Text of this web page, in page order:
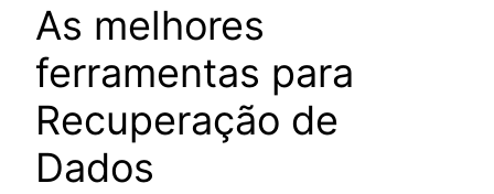
As melhores
ferramentas para
Recuperação de
Dados